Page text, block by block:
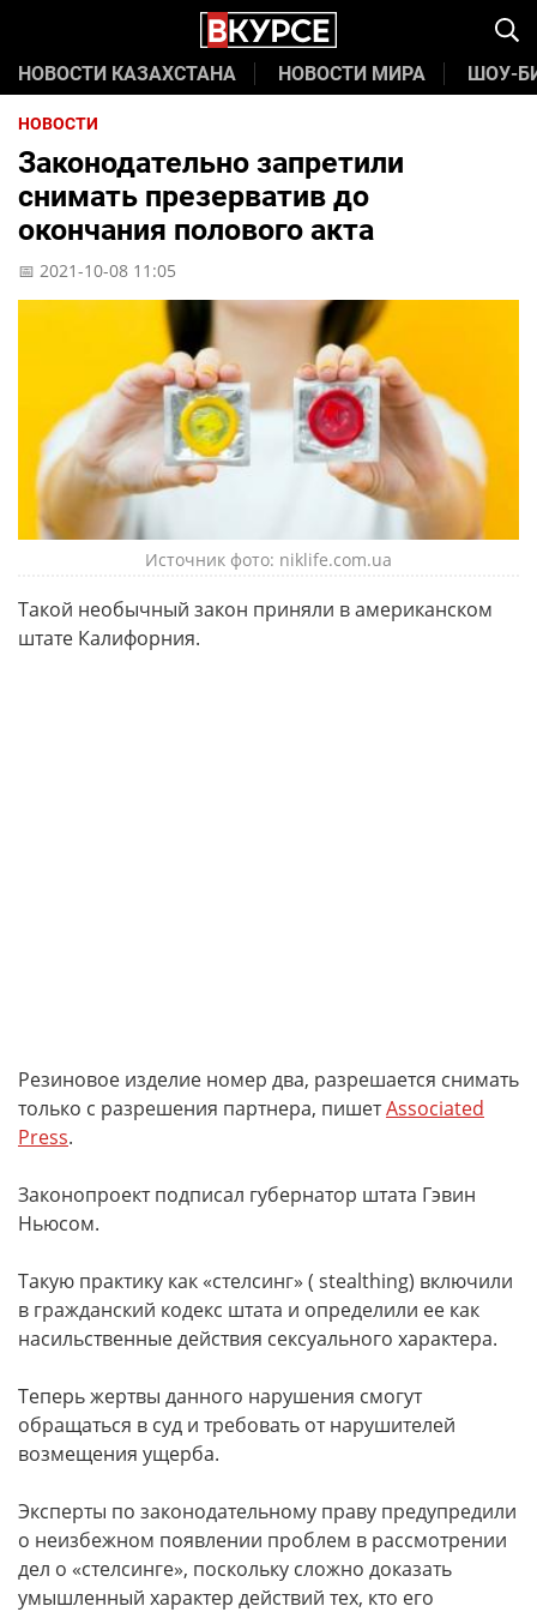
НОВОСТИ КАЗАХСТАНА НОВОСТИ МИРА ШОУ-
НОВОСТИ
Законодательно запретили
снимать презерватив до
окончания полового акта
📅 2021-10-08 11:05
Источник фото: niklife.com.ua
Такой необычный закон приняли в американском
штате Калифорния.
Резиновое изделие номер два, разрешается снимать
только с разрешения партнера, пишетAssociated
Press.
Законопроект подписал губернатор штата Гэвин
Ньюсом.
Такую практику как «стелсинг» ( stealthing) включили
в гражданский кодекс штата и определили ее как
насильственные действия сексуального характера.
Теперь жертвы данного нарушения смогут
обращаться в суд и требовать от нарушителей
возмещения ущерба.
Эксперты по законодательному праву предупредили
о неизбежном появлении проблем в рассмотрении
дел о «стелсинге», поскольку сложно доказать
умышленный характер действий тех, кто его